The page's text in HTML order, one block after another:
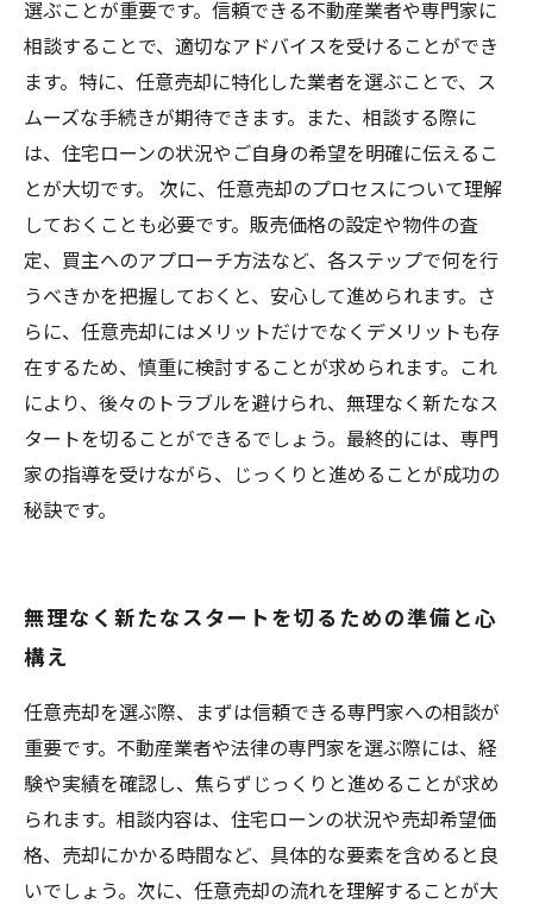
選ぶことが重要です。信頼できる不動産業者や専門家に
相談することで、適切なアドバイスを受けることができ
ます。特に、任意売却に特化した業者を選ぶことで、ス
ムーズな手続きが期待できます。また、相談する際に
は、住宅ローンの状況やご自身の希望を明確に伝えるこ
とが大切です。 次に、任意売却のプロセスについて理解
しておくことも必要です。販売価格の設定や物件の査
定、買主へのアプローチ方法など、各ステップで何を行
うべきかを把握しておくと、安心して進められます。さ
らに、任意売却にはメリットだけでなくデメリットも存
在するため、慎重に検討することが求められます。これ
により、後々のトラブルを避けられ、無理なく新たなス
タートを切ることができるでしょう。最終的には、専門
家の指導を受けながら、じっくりと進めることが成功の
秘訣です。
無理なく新たなスタートを切るための準備と心
構え
任意売却を選ぶ際、まずは信頼できる専門家への相談が
重要です。不動産業者や法律の専門家を選ぶ際には、経
験や実績を確認し、焦らずじっくりと進めることが求め
られます。相談内容は、住宅ローンの状況や売却希望価
格、売却にかかる時間など、具体的な要素を含めると良
いでしょう。次に、任意売却の流れを理解することが大